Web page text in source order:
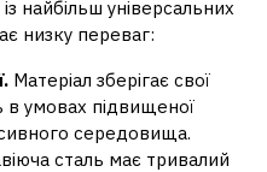
найбільш універсальних
низку переваг:
Матеріал зберігає свої
в умовах підвищеної
середовища.
сталь має тривалий